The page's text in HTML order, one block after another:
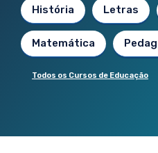
História Letras
Matemática
Todos os Cursos de Educação